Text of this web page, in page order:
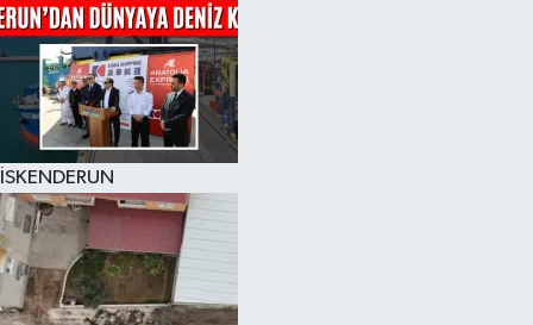
İSKENDERUN